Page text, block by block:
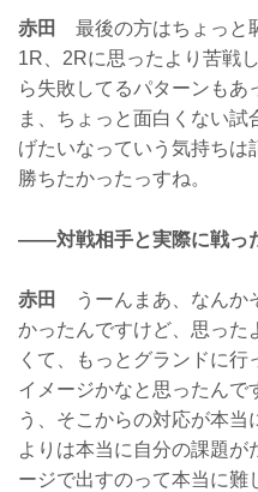
赤田
最後の方はちょっと
1R、2Rに思ったより苦戦
ら失敗してるパターンもあ
ま、ちょっと面白くない
げたいなっていう気持ちは
勝ちたかったっすね。
——対戦相手と実際に戦っ
赤田
うーんまあ、なんか
かったんですけど、思った
くて、もっとグランドに
イメージかなと思ったんで
う、そこからの対応が本当
よりは本当に自分の課題が
ージで出すのって本当に難